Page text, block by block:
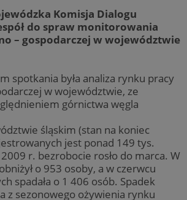
Komisja Dialogu
do spraw monitorowania
– gospodarczej w województwie
spotkania była analiza rynku pracy
w województwie, ze
górnictwa węgla
śląskim (stan na koniec
jest ponad 149 tys.
r. bezrobocie rosło do marca. W
o 953 osoby, a w czerwcu
spadała o 1 406 osób. Spadek
z sezonowego ożywienia rynku